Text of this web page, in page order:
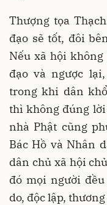
Thượng tọa
đạo sẽ tốt, đôi
Nếu xã hội
đạo và ngược
trong khi dân
thì không đúng lời
nhà Phật cũng
Bác Hồ và Nhân
dân chủ xã hội
đó mọi người
do, độc lập,